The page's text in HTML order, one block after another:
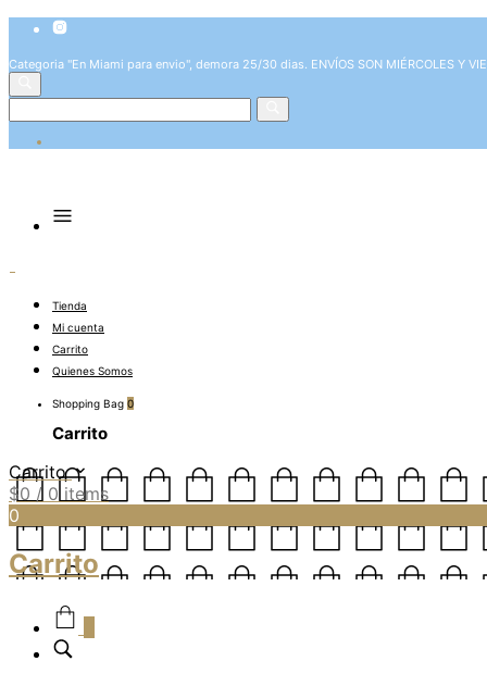
Categoria "En Miami para envio", demora 25/30 dias. ENVÍOS SON MIÉRCOLES Y
Tienda
Mi cuenta
Carrito
Quienes Somos
Shopping Bag 0
Carrito
Carrito
$0 / 0 items
0
Carrito